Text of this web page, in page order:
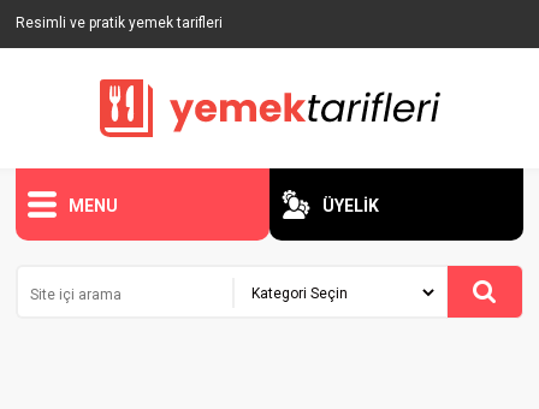
Resimli ve pratik yemek tarifleri
MENU ÜYELİK